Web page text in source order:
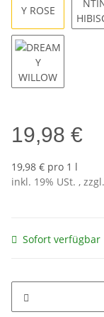
LONELY ROSE
19,98 €
19,98 € pro 1 l
inkl. 19% USt. , zzgl.
Sofort verfügbar